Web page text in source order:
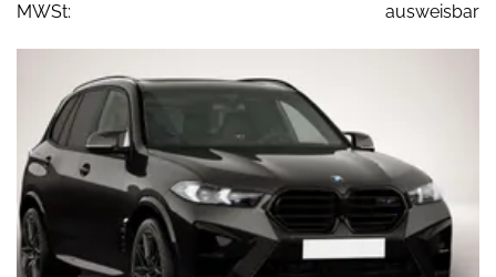
MWSt:
ausweisbar